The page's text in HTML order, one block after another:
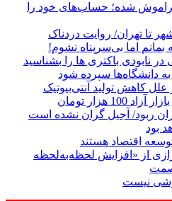
شده؛ حساب‌های خود را
تا تهران/ روایت دردناک
اما بی‌سرپناه نشوم!
نابودی باکتری ها را بشناسید
دانشگاه‌ها سپرده شود
کاهش تولید آنتی‌بیوتیک
هزار تومان
ربود/ آجیل گران نشده است
بود
اقتصاد هستند
از «افزایش لحظه‌به‌لحظه
صمت
نیست